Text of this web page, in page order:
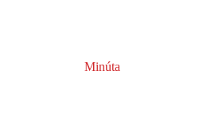
Minúta